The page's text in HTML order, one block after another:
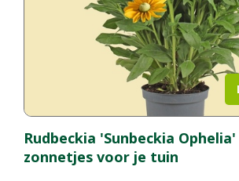
Rudbeckia 'Sunbeckia
zonnetjes voor je tuin